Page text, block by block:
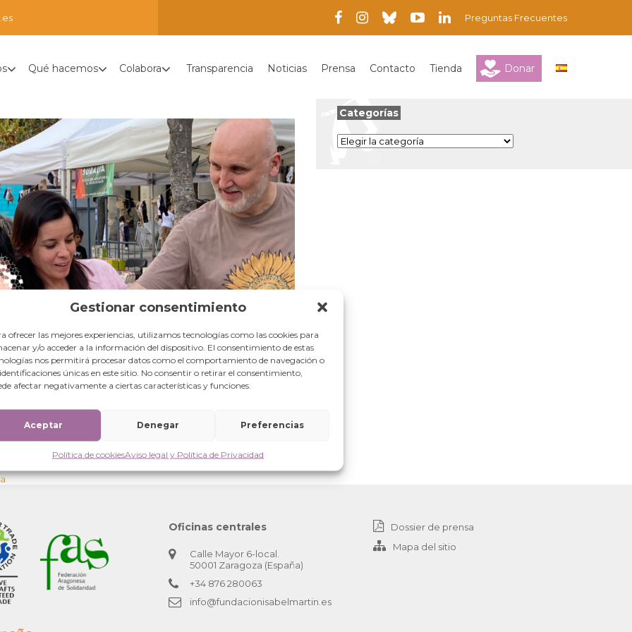
Gestionar consentimiento
ofrecer las mejores experiencias, utilizamos tecnologías como las cookies para
y/o acceder a la información del dispositivo. El consentimiento de estas
nos permitirá procesar datos como el comportamiento de navegación o
únicas en este sitio. No consentir o retirar el consentimiento,
afectar negativamente a ciertas características y funciones.
Aceptar Denegar Preferencias
Política de cookiesAviso legal y Política de Privacidad
Preguntas Frecuentes
Qué hacemos Colabora Transparencia Noticias Prensa Contacto Tienda Donar
Categorías
Categorías
Oficinas centrales
Calle Mayor 6-local.
50001 Zaragoza (España)
+34 876 280063
info@fundacionisabelmartin.es
Dossier de prensa
Mapa del sitio